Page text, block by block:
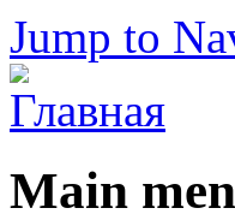
Jump to
Main